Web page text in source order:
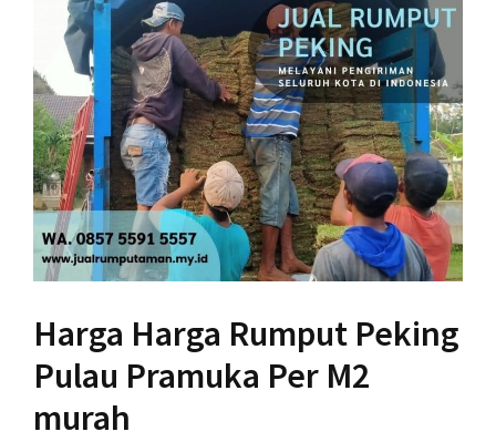
Harga Harga Rumput Peking
Pulau Pramuka Per M2
murah